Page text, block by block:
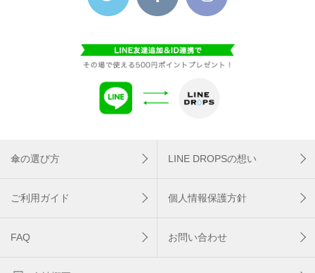
傘の選び方 LINE DROPSの想い
ご利用ガイド 個人情報保護方針
FAQ お問い合わせ